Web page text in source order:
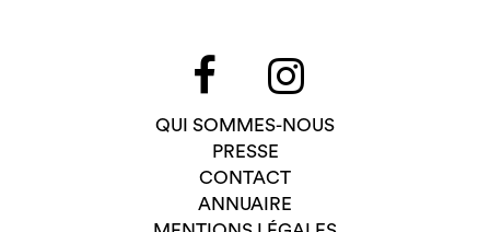
QUI SOMMES-NOUS
PRESSE
CONTACT
ANNUAIRE